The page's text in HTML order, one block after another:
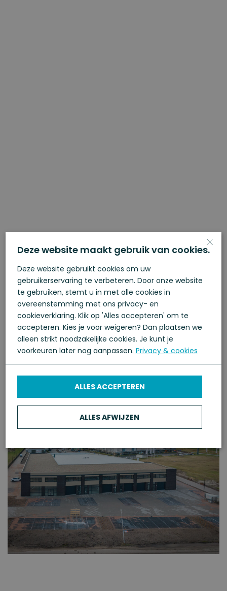
Zambonistraat in
Kampen
×
Deze website maakt gebruik van cookies.
Deze website gebruikt cookies om uw
gebruikerservaring te verbeteren. Door onze website
te gebruiken, stemt u in met alle cookies in
overeenstemming met ons privacy- en
cookieverklaring. Klik op 'Alles accepteren' om te
accepteren. Kies je voor weigeren? Dan plaatsen we
alleen strikt noodzakelijke cookies. Je kunt je
voorkeuren later nog aanpassen. Privacy & cookies
ALLES ACCEPTEREN
ALLES AFWIJZEN